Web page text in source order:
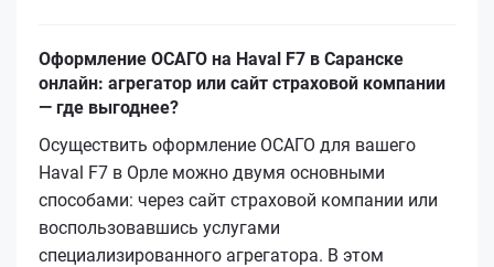
Оформление ОСАГО на Haval F7 в Саранске
онлайн: агрегатор или сайт страховой компании
— где выгоднее?
Осуществить оформление ОСАГО для вашего
Haval F7 в Орле можно двумя основными
способами: через сайт страховой компании или
воспользовавшись услугами
специализированного агрегатора. В этом